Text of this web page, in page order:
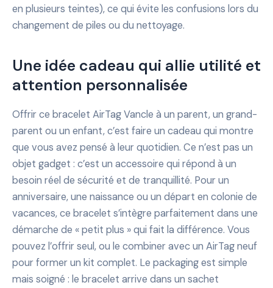
en plusieurs teintes), ce qui évite les confusions lors du
changement de piles ou du nettoyage.
Une idée cadeau qui allie utilité et
attention personnalisée
Offrir ce bracelet AirTag Vancle à un parent, un grand-
parent ou un enfant, c’est faire un cadeau qui montre
que vous avez pensé à leur quotidien. Ce n’est pas un
objet gadget : c’est un accessoire qui répond à un
besoin réel de sécurité et de tranquillité. Pour un
anniversaire, une naissance ou un départ en colonie de
vacances, ce bracelet s’intègre parfaitement dans une
démarche de « petit plus » qui fait la différence. Vous
pouvez l’offrir seul, ou le combiner avec un AirTag neuf
pour former un kit complet. Le packaging est simple
mais soigné : le bracelet arrive dans un sachet